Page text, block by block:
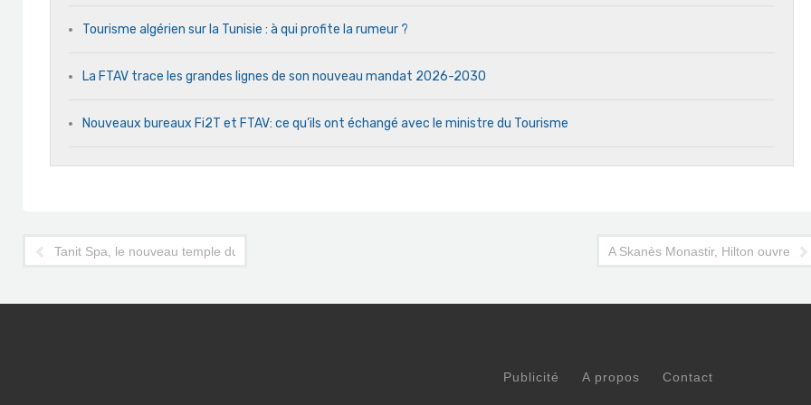
Tourisme algérien sur la Tunisie : à qui profite la rumeur ?
La FTAV trace les grandes lignes de son nouveau mandat 2026-2030
Nouveaux bureaux Fi2T et FTAV: ce qu’ils ont échangé avec le ministre du Tourisme
Tanit Spa, le nouveau temple du bien-être du Tunis Marriott Hotel A Skanès Monastir, Hilton ouvre
Publicité A propos Contact